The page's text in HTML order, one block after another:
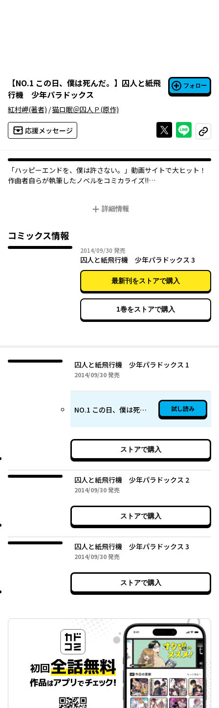
【NO.1 この日、僕は死んだ。 】 囚人と紙飛
行機 少年パラドックス
フォロー
紅村岬(著者) /猫ロ眠＠囚人Ｐ(原作)
応援メッセージ Xで投稿する
ライン
コピー
「ハッピーエンドを、僕は許さない――。」動画サイトで大ヒット！
作曲者自らが執筆したノベルをコミカライズ!!
同じ収容者や看守から酷く虐げられていた。その日も同じように
に立つ一人の少女と運命的な出会いをする。
詳細情報
コミックス情報
2014/09/30 2014年09月30日
発売
囚人と紙飛行機 少年パラドックス 3
最新刊をストアで購入
1巻をストアで購入
囚人と紙飛行機 少年パラドックス 1
2014/09/302014年09月30日
発売
NO.1 この日、僕は死んだ。 試し読み
ストアで購入
囚人と紙飛行機 少年パラドックス 2
2014/09/302014年09月30日
発売
ストアで購入
囚人と紙飛行機 少年パラドックス 3
2014/09/302014年09月30日
発売
ストアで購入